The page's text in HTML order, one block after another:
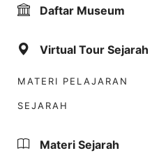
Daftar Museum
Virtual Tour Sejarah
MATERI PELAJARAN
SEJARAH
Materi Sejarah